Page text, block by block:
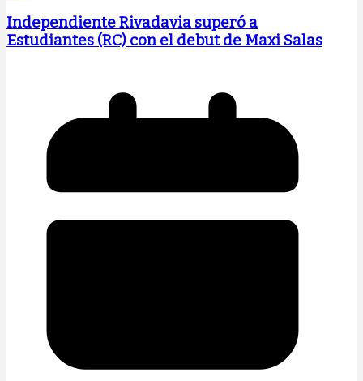
Independiente Rivadavia superó a
Estudiantes (RC) con el debut de Maxi Salas